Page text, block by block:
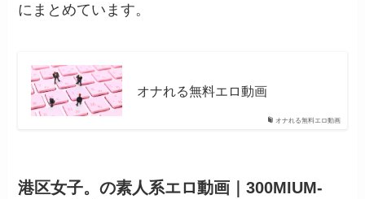
にまとめています。
オナれる無料エロ動画
オナれる無料エロ動画
港区女子。の素人系エロ動画｜300MIUM-